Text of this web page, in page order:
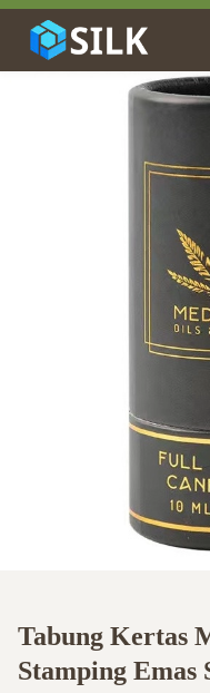
Tabung Kertas
Stamping